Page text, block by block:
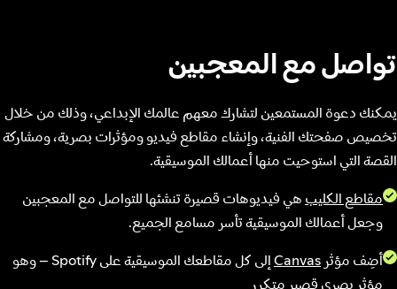
تواصل مع المعجبين
يمكنك دعوة المستمعين لتشارك معهم عالمك الإبداعي، وذلك من خلال
تخصيص صفحتك الفنية، وإنشاء مقاطع فيديو ومؤثرات بصرية، ومشاركة
القصة التي استوحيت منها أعمالك الموسيقية.
مقاطع الكليب هي فيديوهات قصيرة تنشئها للتواصل مع المعجبين
وجعل أعمالك الموسيقية تأسر مسامع الجميع.
أضِف مؤثر Canvas
إلى كل مقاطعك الموسيقية على Spotify – وهو
مؤثر بصري قصير متكرر